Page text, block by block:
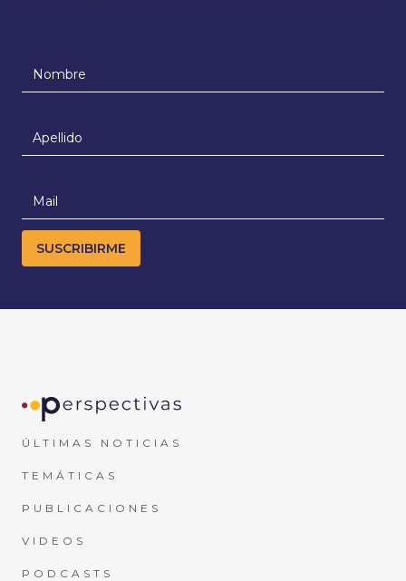
ÚLTIMAS NOTICIAS
TEMÁTICAS
PUBLICACIONES
VIDEOS
PODCASTS